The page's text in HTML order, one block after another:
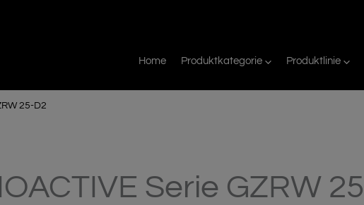
Home Produktkategorie Produktlinie
25-D2
Serie GZRW